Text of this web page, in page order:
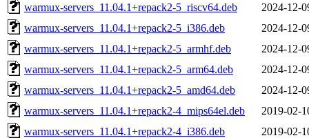
warmux-servers_11.04.1+repack2-5_riscv64.deb
2024-12-
warmux-servers_11.04.1+repack2-5_i386.deb
2024-12-
warmux-servers_11.04.1+repack2-5_armhf.deb
2024-12-
warmux-servers_11.04.1+repack2-5_arm64.deb
2024-12-
warmux-servers_11.04.1+repack2-5_amd64.deb
2024-12-
warmux-servers_11.04.1+repack2-4_mips64el.deb
2019-02-
warmux-servers_11.04.1+repack2-4_i386.deb
2019-02-